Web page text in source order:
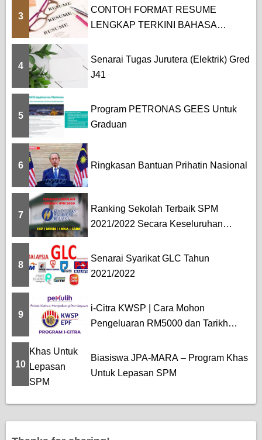
3
CONTOH FORMAT RESUME
LENGKAP TERKINI BAHASA
4
Senarai Tugas Jurutera (Elektrik) Gred
J41
5
Program PETRONAS GEES Untuk
Graduan
6 Ringkasan Bantuan Prihatin Nasional
7
Ranking Sekolah Terbaik SPM
2021/2022 Secara Keseluruhan
8
Senarai Syarikat GLC Tahun
2021/2022
9
i-Citra KWSP | Cara Mohon
Pengeluaran RM5000 dan Tarikh
10
Biasiswa JPA-MARA – Program Khas
Untuk Lepasan SPM